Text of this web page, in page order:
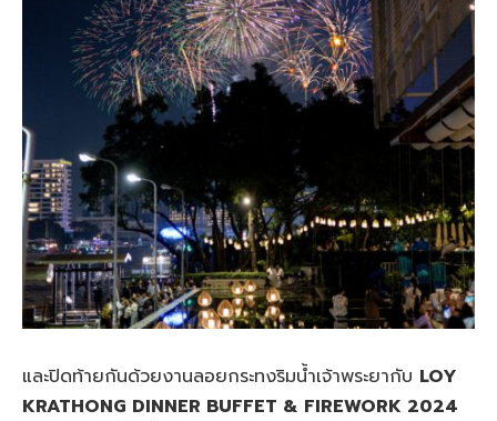
และปิดท้ายกันด้วยงานลอยกระทงริมน้ำเจ้าพระยากับ LOY
KRATHONG DINNER BUFFET & FIREWORK 2024